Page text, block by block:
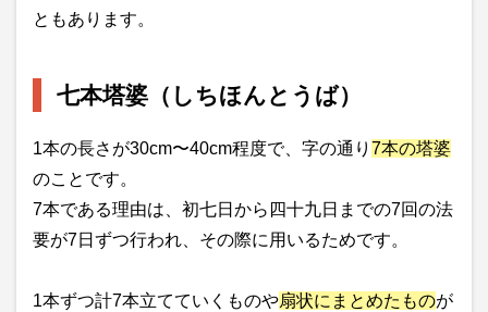
ともあります。
七本塔婆（しちほんとうば）
1本の長さが30cm〜40cm程度で、字の通り 7本の塔婆
のことです。
7本である理由は、初七日から四十九日までの7回の法
要が7日ずつ行われ、その際に用いるためです。
1本ずつ計7本立てていくものや扇状にまとめたものが